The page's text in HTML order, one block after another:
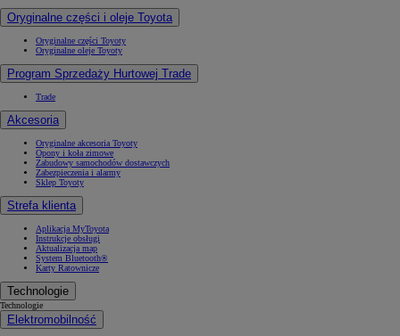
Oryginalne części i oleje Toyota
Oryginalne części Toyoty
Oryginalne oleje Toyoty
Program Sprzedaży Hurtowej Trade
Trade
Akcesoria
Oryginalne akcesoria Toyoty
Opony i koła zimowe
Zabudowy samochodów dostawczych
Zabezpieczenia i alarmy
Sklep Toyoty
Strefa klienta
Aplikacja MyToyota
Instrukcje obsługi
Aktualizacja map
System Bluetooth®
Karty Ratownicze
Technologie
Technologie
Elektromobilność